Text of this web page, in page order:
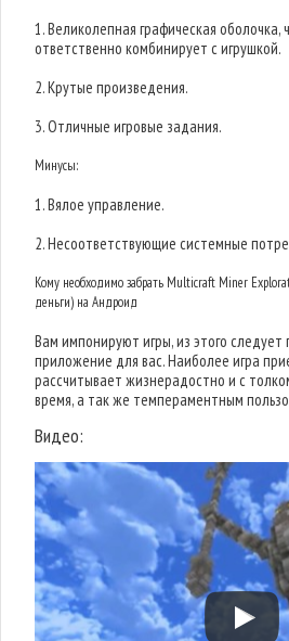
1. Великолепная графическая оболочка,
ответственно комбинирует с игрушкой.
2. Крутые произведения.
3. Отличные игровые задания.
Минусы:
1. Вялое управление.
2. Несоответствующие системные
Кому необходимо забрать Multicraft Miner
деньги) на Андроид
Вам импонируют игры, из этого следует
приложение для вас. Наиболее игра
рассчитывает жизнерадостно и с
время, а так же темпераментным
Видео: